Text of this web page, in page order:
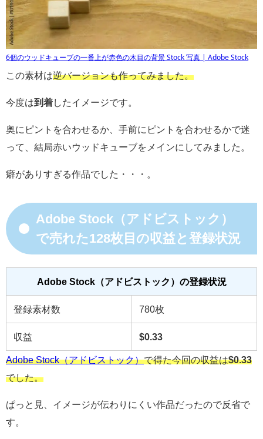
6個のウッドキューブの一番上が赤色の木目の背景 Stock 写真 | Adobe Stock
この素材は逆バージョンも作ってみました。
今度は到着したイメージです。
奥にピントを合わせるか、手前にピントを合わせるかで迷
って、結局赤いウッドキューブをメインにしてみました。
癖がありすぎる作品でした・・・。
Adobe Stock（アドビストック）
で売れた128枚目の収益と登録状況
Adobe Stock（アドビストック）の登録状況
登録素材数 780枚
収益 $0.33
Adobe Stock（アドビストック）で得た今回の収益は$0.33
でした。
ぱっと見、イメージが伝わりにくい作品だったので反省で
す。